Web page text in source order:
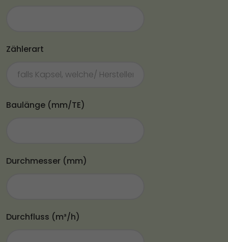
Zählerart
Baulänge (mm/TE)
Durchmesser (mm)
Durchfluss (m³/h)